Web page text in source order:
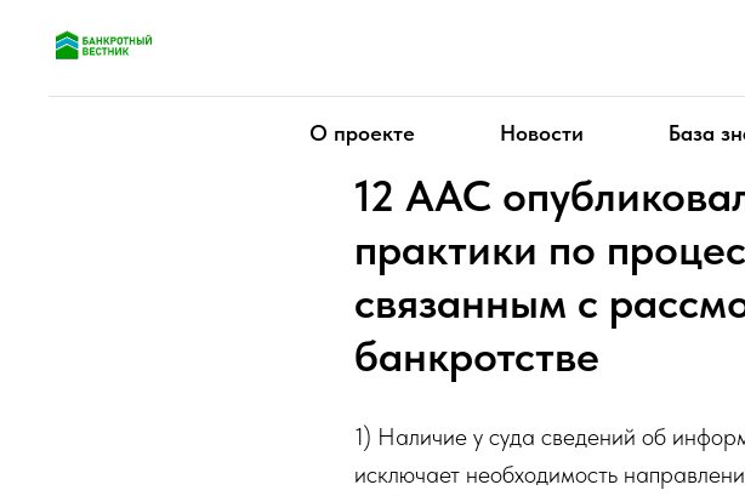
О проекте Новости База
12 ААС
практики по
связанным с
банкротстве
1) Наличие у суда сведений об
исключает необходимость